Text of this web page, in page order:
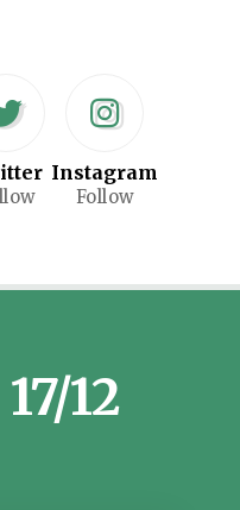
Instagram
Follow
12